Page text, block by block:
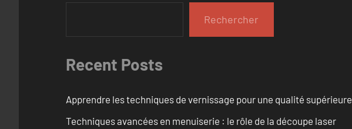
Rechercher
Recent Posts
Apprendre les techniques de vernissage pour une qualité supérieure
Techniques avancées en menuiserie : le rôle de la découpe laser